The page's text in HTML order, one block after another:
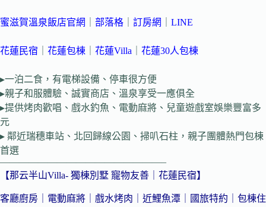
蜜滋賀溫泉飯店官網 部落格 訂房網 LINE
花蓮民宿 花蓮包棟 花蓮Villa 花蓮30人包棟
▸一泊二食，有電梯設備、停車很方便
▸親子和服體驗、誠實商店、溫泉享受一應俱全
▸提供烤肉歡唱、戲水釣魚、電動麻將、兒童遊戲室娛樂豐富多
元
▸ 鄰近瑞穗車站、北回歸線公園、掃叭石柱，親子團體熱門包棟
首選
—————————————————–
【那云半山Villa- 獨棟別墅 寵物友善｜花蓮民宿】
客廳廚房｜電動麻將｜戲水烤肉｜近鯉魚潭｜國旅特約｜包棟住